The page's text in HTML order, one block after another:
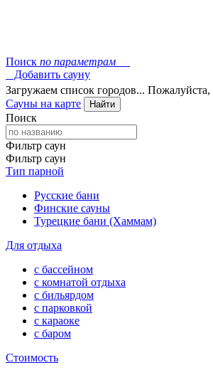
Поиск по параметрам
Добавить сауну
Загружаем список городов...
Сауны на карте
Найти
Поиск
Фильтр саун
Фильтр саун
Тип парной
Русские бани
Финские сауны
Турецкие бани (Хаммам)
Для отдыха
с бассейном
с комнатой отдыха
с бильярдом
с парковкой
с караоке
с баром
Стоимость